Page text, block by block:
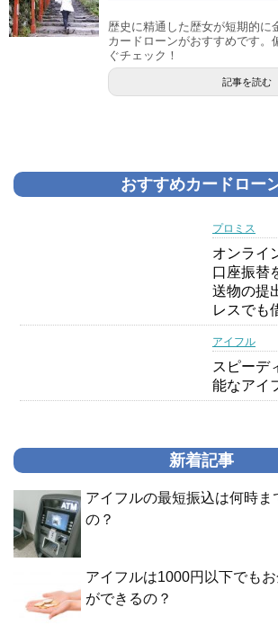
歴史に精通した歴女が短期的に
カードローンがおすすめです。
ぐチェック！
記事を読む
おすすめカードロー
プロミス
オンライ
口座振替
送物の提
レスでも
アイフル
スピーデ
能なアイ
新着記事
アイフルの最短振込は何時ま
の？
アイフルは1000円以下でも
ができるの？